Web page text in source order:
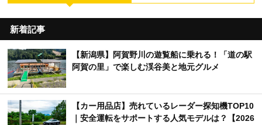
新着記事
【新潟県】阿賀野川の遊覧船に乗れる！「道の駅
阿賀の里」で楽しむ渓谷美と地元グルメ
【カー用品店】売れているレーダー探知機TOP10
｜安全運転をサポートする人気モデルは？【2026